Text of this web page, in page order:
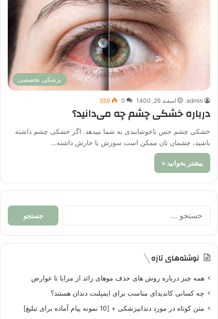
پزشکی تخصصی
admin اسفند 26, 1400 0
559
درباره خشکی چشم چه می‌دانید؟
خشکی چشم حس ناخوشایندی به شما میدهد. اگر خشکی چشم داشته
باشید، چشمان تان ممکن است سوزش یا خارش داشته…
بیشتر بخوانید »
جستجو
نوشته‌های تازه
همه چیز درباره روش های حذف موهای زائد از مزایا تا عوارض
چه کسانی کاندیدای مناسب برای ایمپلنت دندان هستند؟
متن کوتاه در مورد دندانپزشکی + [10 نمونه پیام آماده برای تبلیغ]